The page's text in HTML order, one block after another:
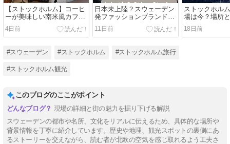
【ストックホルム】コーヒ
ーが美味しい南米風カフェ
Volca Coffee Roasters
Söder
4日前
日本未上陸？スウェーデン
発ファッションブランド2
選！人気のArketと& Other
Stories
11日前
ストックホル
場は今？場所
18日前
#スウェーデン #ストックホルム #ストックホルム旅行
#ストックホルム観光
このブログのここがポイント
現場の詳細と街の魅力を掘り下げる解説
スウェーデンの都市や名所、文化をリアルに伝えるため、具体的な場所や
背景情報を丁寧に紹介しています。歴史や地理、観光スポットの裏側にあ
るストーリーを交えながら、読む者が北欧の空気を感じ取れるよう工夫さ